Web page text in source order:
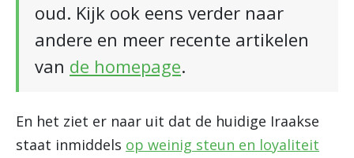
oud. Kijk ook eens verder naar
andere en meer recente artikelen
van de homepage.
En het ziet er naar uit dat de huidige Iraakse
staat inmiddels op weinig steun en loyaliteit